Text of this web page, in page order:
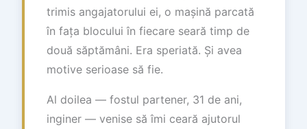
trimis angajatorului ei, o mașină parcată
în fața blocului în fiecare seară timp de
două săptămâni. Era speriată. Și avea
motive serioase să fie.
Al doilea — fostul partener, 31 de ani,
inginer — venise să îmi ceară ajutorul